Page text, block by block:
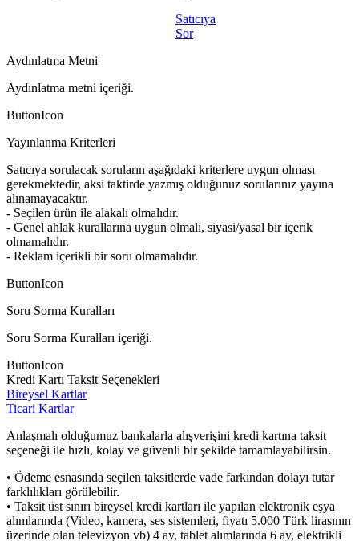
Satıcıya
Sor
Aydınlatma Metni
Aydınlatma metni içeriği.
ButtonIcon
Yayınlanma Kriterleri
Satıcıya sorulacak soruların aşağıdaki kriterlere uygun olması
gerekmektedir, aksi taktirde yazmış olduğunuz sorularınız yayına
alınamayacaktır.
- Seçilen ürün ile alakalı olmalıdır.
- Genel ahlak kurallarına uygun olmalı, siyasi/yasal bir içerik
olmamalıdır.
- Reklam içerikli bir soru olmamalıdır.
ButtonIcon
Soru Sorma Kuralları
Soru Sorma Kuralları içeriği.
ButtonIcon
Kredi Kartı Taksit Seçenekleri
Bireysel Kartlar
Ticari Kartlar
Anlaşmalı olduğumuz bankalarla alışverişini kredi kartına taksit
seçeneği ile hızlı, kolay ve güvenli bir şekilde tamamlayabilirsin.
• Ödeme esnasında seçilen taksitlerde vade farkından dolayı tutar
farklılıkları görülebilir.
• Taksit üst sınırı bireysel kredi kartları ile yapılan elektronik eşya
alımlarında (Video, kamera, ses sistemleri, fiyatı 5.000 Türk lirasının
üzerinde olan televizyon vb) 4 ay, tablet alımlarında 6 ay, elektrikli